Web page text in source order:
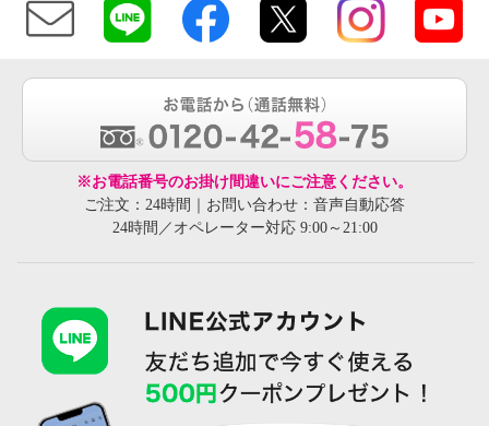
※お電話番号のお掛け間違いにご注意ください。
ご注文：24時間｜お問い合わせ：音声自動応答
24時間／オペレーター対応 9:00～21:00